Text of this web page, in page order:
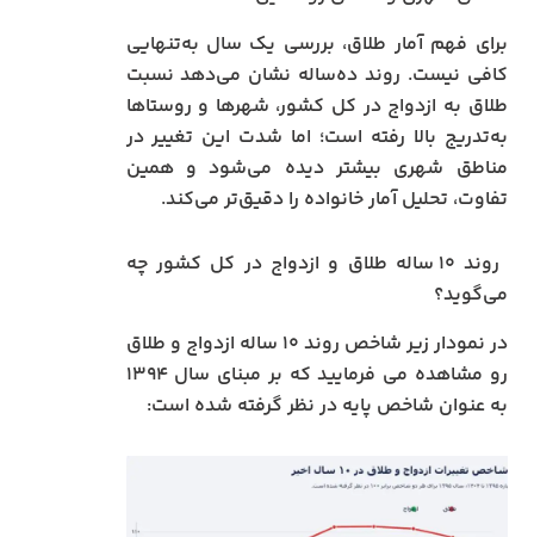
برای فهم آمار طلاق، بررسی یک سال به‌تنهایی
کافی نیست. روند ده‌ساله نشان می‌دهد نسبت
طلاق به ازدواج در کل کشور، شهرها و روستاها
به‌تدریج بالا رفته است؛ اما شدت این تغییر در
مناطق شهری بیشتر دیده می‌شود و همین
تفاوت، تحلیل آمار خانواده را دقیق‌تر می‌کند.
روند ۱۰ ساله طلاق و ازدواج در کل کشور چه
می‌گوید؟
در نمودار زیر شاخص روند ۱۰ ساله ازدواج و طلاق
رو مشاهده می فرمایید که بر مبنای سال ۱۳۹۴
به عنوان شاخص پایه در نظر گرفته شده است: